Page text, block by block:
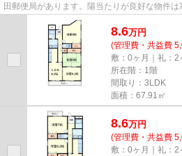
田郵便局があります。陽当たりが良好な物件
す。こちらは自走式駐車場付き...
8.6万円
(管理費・共益費
敷：0ヶ月｜礼：2
所在階：1階
間取り：3LDK
面積：67.91㎡
8.6万円
(管理費・共益費
敷：0ヶ月｜礼：2